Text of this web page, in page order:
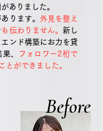
ありました。
ります。 外見を整え
伝わりません。 新し
ンド構築にお力を貸
果、
フォロワー2桁で
とができました。
Before